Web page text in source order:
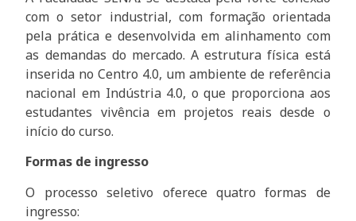
com o setor industrial, com formação orientada
pela prática e desenvolvida em alinhamento com
as demandas do mercado. A estrutura física está
inserida no Centro 4.0, um ambiente de referência
nacional em Indústria 4.0, o que proporciona aos
estudantes vivência em projetos reais desde o
início do curso.
Formas de ingresso
O processo seletivo oferece quatro formas de
ingresso: